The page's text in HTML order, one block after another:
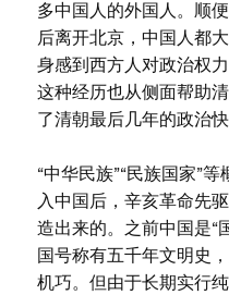
多中国人的外国人。顺
后离开北京，中国人都
身感到西方人对政治权
这种经历也从侧面帮助
了清朝最后几年的政治快
“中华民族”“民族国家”
入中国后，辛亥革命先
造出来的。之前中国是“
国号称有五千年文明史
机巧。但由于长期实行